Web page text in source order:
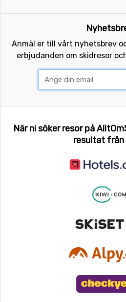
Anmäl er till vårt nyhetsbrev
erbjudanden om skidresor
När ni söker resor på
resultat från